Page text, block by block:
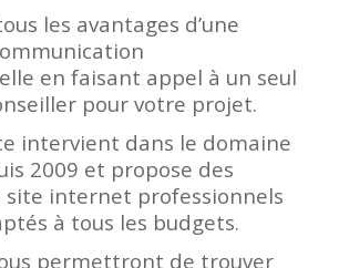
les avantages d’une
en faisant appel à un seul
pour votre projet.
intervient dans le domaine
2009 et propose des
site internet professionnels
à tous les budgets.
permettront de trouver